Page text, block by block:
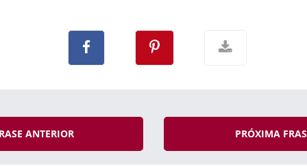
ANTERIOR PRÓXIMA